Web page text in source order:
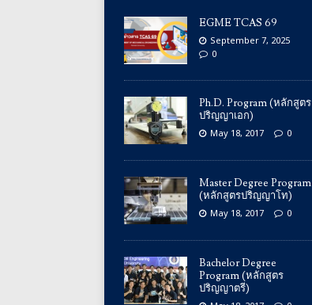
EGME TCAS 69
September 7, 2025
0
Ph.D. Program (หลักสูตร
ปริญญาเอก)
May 18, 2017 0
Master Degree Program
(หลักสูตรปริญญาโท)
May 18, 2017 0
Bachelor Degree
Program (หลักสูตร
ปริญญาตรี)